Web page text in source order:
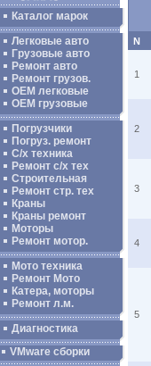
Каталог марок
Легковые авто
Грузовые авто
Ремонт авто
Ремонт грузов.
ОЕМ легковые
OEM грузовые
Погрузчики
Погруз. ремонт
С/х техника
Ремонт с/х тех
Строительная
Ремонт стр. тех
Краны
Краны ремонт
Моторы
Ремонт мотор.
Мото техника
Ремонт Мото
Катера, моторы
Ремонт л.м.
Диагностика
VMware сборки
N
1
2
3
4
5